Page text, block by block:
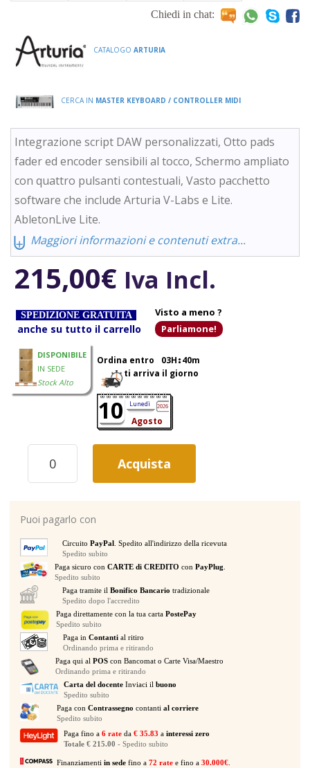
Chiedi in chat:
CATALOGO ARTURIA
CERCA IN MASTER KEYBOARD / CONTROLLER MIDI
Integrazione script DAW personalizzati, Otto pads
fader ed encoder sensibili al tocco, Schermo ampliato
con quattro pulsanti contestuali, Vasto pacchetto
software che include Arturia V-Labs e Lite.
AbletonLive Lite.
⨄ Maggiori informazioni e contenuti extra...
215,00€ Iva Incl.
SPEDIZIONE GRATUITA
anche su tutto il carrello
Visto a meno ?
Parliamone!
DISPONIBILE
IN SEDE
Stock Alto
Ordina entro 03H 40m
ti arriva il giorno
10 Lunedì 2026
Agosto
ARTURIA
KEYLAB
ESSENTIAL
ALPINE
TASTIERA
MASTER
KEYBOARD
MIDI
USB
61
TASTI
quantità
Acquista
Puoi pagarlo con
Circuito PayPal . Spedito all'indirizzo della ricevuta
Spedito subito
Paga sicuro conCARTE di CREDITO conPayPlug
Spedito subito
Paga tramite il Bonifico Bancario tradizionale
Spedito dopo l'accredito
Paga direttamente con la tua carta PostePay
Spedito subito
Paga inContanti al ritiro
Ordinando prima e ritirando
Paga qui al POS con Bancomat o Carte Visa/Maestro
Ordinando prima e ritirando
Carta del docenteInviaci il buono
Spedito subito
Paga con Contrassegno contanti al corriere
Spedito subito
Paga fino a6 rateda€ 35.83ainteressi zero
Totale € 215.00 - Spedito subito
Finanziamentiin sede fino a72 rate e fino a30.000€